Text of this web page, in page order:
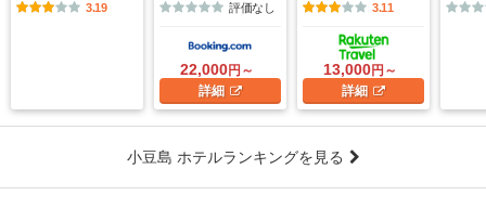
3.19 評価なし
22,000円～
詳細
3.11
13,000円～
詳細
小豆島 ホテルランキングを見る